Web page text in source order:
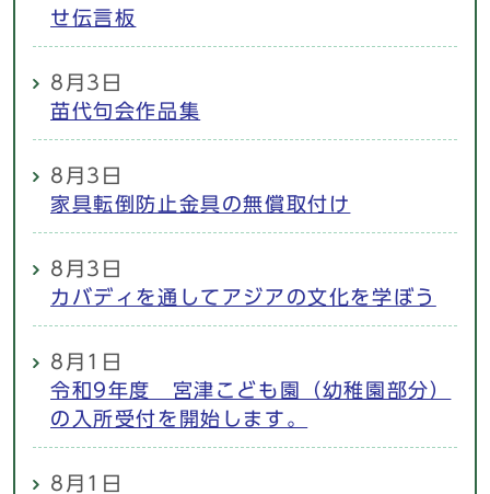
せ伝言板
8月3日
苗代句会作品集
8月3日
家具転倒防止金具の無償取付け
8月3日
カバディを通してアジアの文化を学ぼう
8月1日
令和9年度 宮津こども園（幼稚園部分）
の入所受付を開始します。
8月1日